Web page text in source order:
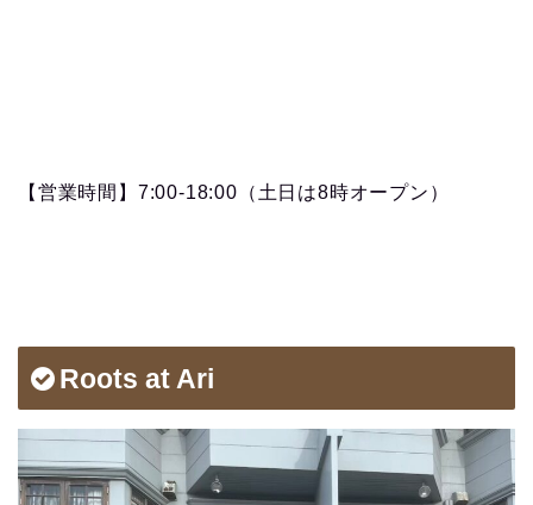
【営業時間】7:00-18:00（土日は8時オープン）
Roots at Ari